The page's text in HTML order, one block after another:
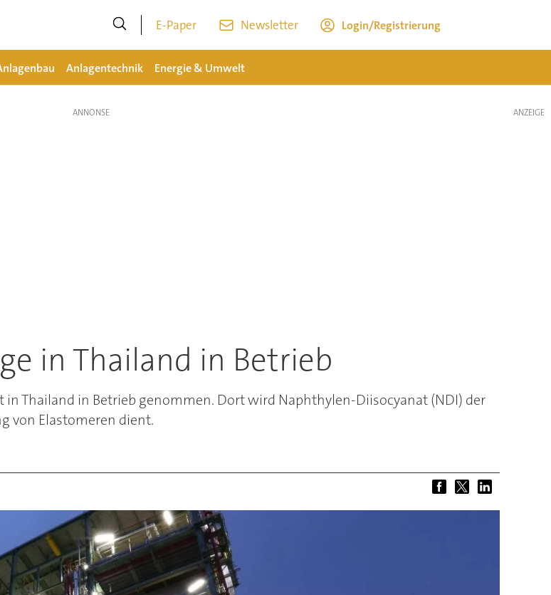
E-Paper Newsletter Login/Registrierung
Anlagentechnik Energie & Umwelt
in Thailand in Betrieb
in Thailand in Betrieb genommen. Dort wird Naphthylen-Diisocyanat (NDI) der
von Elastomeren dient.
ANZEIGE